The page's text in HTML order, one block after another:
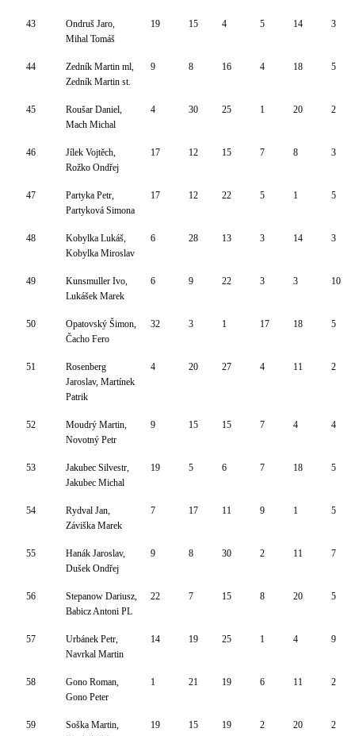
43
Ondruš Jaro,
Mihal Tomáš
19 15 4 5 14 3
44
Zedník Martin ml,
Zedník Martin st.
9 8 16 4 18 5
45
Roušar Daniel,
Mach Michal
4 30 25 1 20 2
46
Jílek Vojtěch,
Rožko Ondřej
17 12 15 7 8 3
47
Partyka Petr,
Partyková Simona
17 12 22 5 1 5
48
Kobylka Lukáš,
Kobylka Miroslav
6 28 13 3 14 3
49
Kunsmuller Ivo,
Lukášek Marek
6 9 22 3 3 10
50
Opatovský Šimon,
Čacho Fero
32 3 1 17 18 5
51
Rosenberg
Jaroslav, Martínek
Patrik
4 20 27 4 11 2
52
Moudrý Martin,
Novotný Petr
9 15 15 7 4 4
53
Jakubec Silvestr,
Jakubec Michal
19 5 6 7 18 5
54
Rydval Jan,
Záviška Marek
7 17 11 9 1 5
55
Hanák Jaroslav,
Dušek Ondřej
9 8 30 2 11 7
56
Stepanow Dariusz,
Babicz Antoni PL
22 7 15 8 20 5
57
Urbánek Petr,
Navrkal Martin
14 19 25 1 4 9
58
Gono Roman,
Gono Peter
1 21 19 6 11 2
59
Soška Martin,
19 15 19 2 20 2